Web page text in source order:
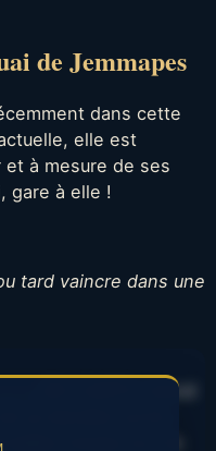
de Jemmapes
dans cette
elle est
à mesure de ses
gare à elle !
tard vaincre dans une
SKY EARTH cheval
sa dernière sortie.
belles choses lors de